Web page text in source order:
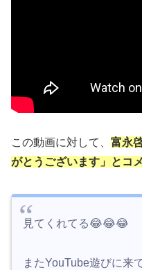
この動画に対して、 富永
がとうございます」とコ
見てくれてる😂😂😂
またYouTube遊びに来